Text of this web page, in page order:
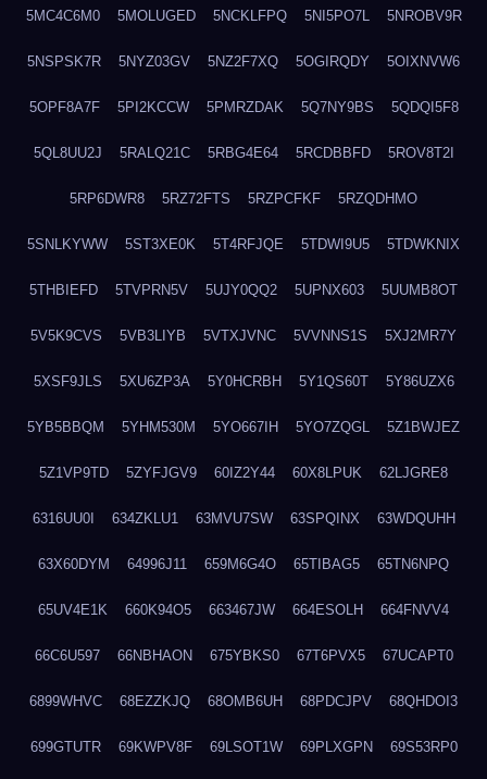
5MC4C6M0 5MOLUGED 5NCKLFPQ 5NI5PO7L 5NROBV9R
5NSPSK7R 5NYZ03GV 5NZ2F7XQ 5OGIRQDY 5OIXNVW6
5OPF8A7F 5PI2KCCW 5PMRZDAK 5Q7NY9BS 5QDQI5F8
5QL8UU2J 5RALQ21C 5RBG4E64 5RCDBBFD 5ROV8T2I
5RP6DWR8 5RZ72FTS 5RZPCFKF 5RZQDHMO
5SNLKYWW 5ST3XE0K 5T4RFJQE 5TDWI9U5 5TDWKNIX
5THBIEFD 5TVPRN5V 5UJY0QQ2 5UPNX603 5UUMB8OT
5V5K9CVS 5VB3LIYB 5VTXJVNC 5VVNNS1S 5XJ2MR7Y
5XSF9JLS 5XU6ZP3A 5Y0HCRBH 5Y1QS60T 5Y86UZX6
5YB5BBQM 5YHM530M 5YO667IH 5YO7ZQGL 5Z1BWJEZ
5Z1VP9TD 5ZYFJGV9 60IZ2Y44 60X8LPUK 62LJGRE8
6316UU0I 634ZKLU1 63MVU7SW 63SPQINX 63WDQUHH
63X60DYM 64996J11 659M6G4O 65TIBAG5 65TN6NPQ
65UV4E1K 660K94O5 663467JW 664ESOLH 664FNVV4
66C6U597 66NBHAON 675YBKS0 67T6PVX5 67UCAPT0
6899WHVC 68EZZKJQ 68OMB6UH 68PDCJPV 68QHDOI3
699GTUTR 69KWPV8F 69LSOT1W 69PLXGPN 69S53RP0